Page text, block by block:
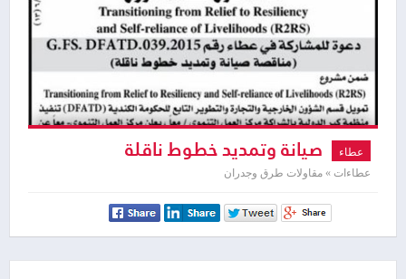
عطاء صيانة وتمديد خطوط ناقلة
عطاءات » مقاولات طرق وجدران